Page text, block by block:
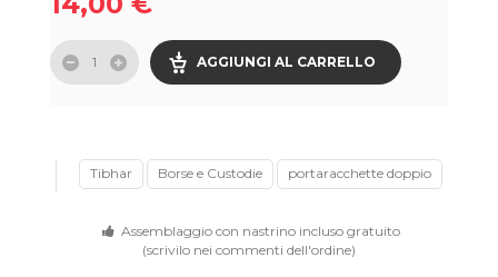
AGGIUNGI AL CARRELLO
Tibhar Borse e Custodie portaracchette doppio
Assemblaggio con nastrino incluso gratuito
(scrivilo nei commenti dell'ordine)